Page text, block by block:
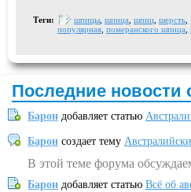
Теги: шпицы шпица шпиц шерсть
популярная померанского шпица
Последние новости
Барон добавляет статью
Барон создает тему
В этой теме форума
Барон добавляет статью Всё об